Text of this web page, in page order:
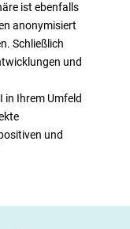
ist ebenfalls
anonymisiert
Schließlich
und
Ihrem Umfeld
und